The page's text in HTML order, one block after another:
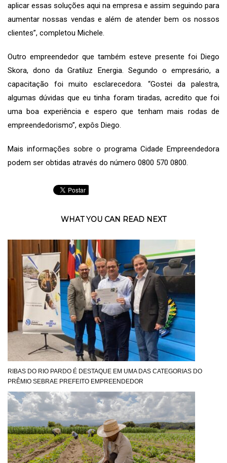
aplicar essas soluções aqui na empresa e assim seguindo para
aumentar nossas vendas e além de atender bem os nossos
clientes”, completou Michele.
Outro empreendedor que também esteve presente foi Diego
Skora, dono da Gratiluz Energia. Segundo o empresário, a
capacitação foi muito esclarecedora. “Gostei da palestra,
algumas dúvidas que eu tinha foram tiradas, acredito que foi
uma boa experiência e espero que tenham mais rodas de
empreendedorismo”, expôs Diego.
Mais informações sobre o programa Cidade Empreendedora
podem ser obtidas através do número 0800 570 0800.
WHAT YOU CAN READ NEXT
RIBAS DO RIO PARDO É DESTAQUE EM UMA DAS CATEGORIAS DO
PRÊMIO SEBRAE PREFEITO EMPREENDEDOR